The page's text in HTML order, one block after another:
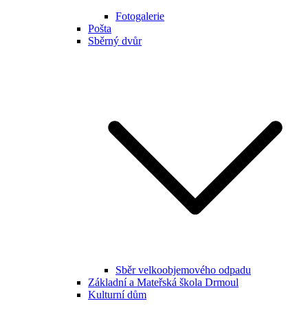
Fotogalerie
Pošta
Sběrný dvůr
Sběr velkoobjemového odpadu
Základní a Mateřská škola Drmoul
Kulturní dům